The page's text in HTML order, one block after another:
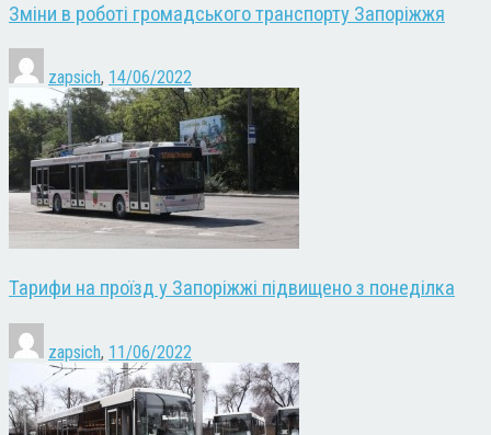
Зміни в роботі громадського транспорту Запоріжжя
zapsich, 14/06/2022
Тарифи на проїзд у Запоріжжі підвищено з понеділка
zapsich, 11/06/2022